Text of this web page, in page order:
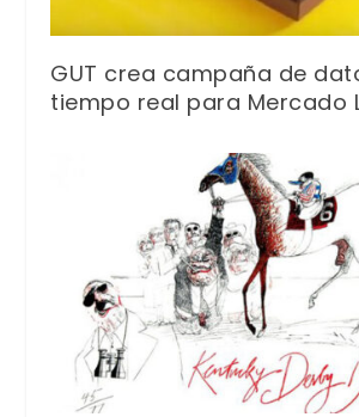
GUT crea campaña de
tiempo real para Mercado